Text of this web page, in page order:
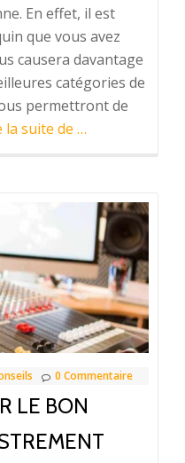
En effet, il est
que vous avez
causera davantage
catégories de
permettront de
la suite de à
lire
pour
se
divertir
…
0 Commentaire
LE BON